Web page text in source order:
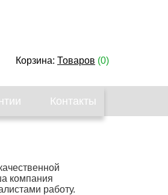
Корзина: Товаров (0)
Контакты
компания
работу.